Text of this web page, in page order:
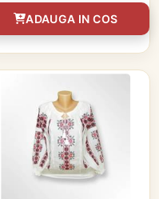
ADAUGA IN COS